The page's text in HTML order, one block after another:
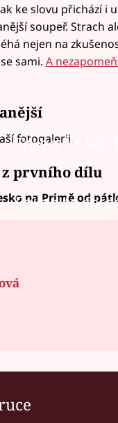
ke slovu přichází i
soupeř. Strach
nejen na
sami. A
Failed to fetch
fotogalerii.
z prvního dílu
Failed to
na Primě od